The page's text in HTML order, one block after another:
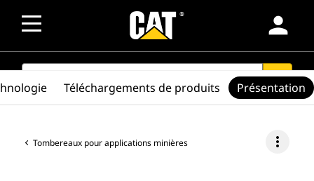
person
SEARCH search
Tombereaux pour applications minières more_vert
Téléchargements de produits Présentation